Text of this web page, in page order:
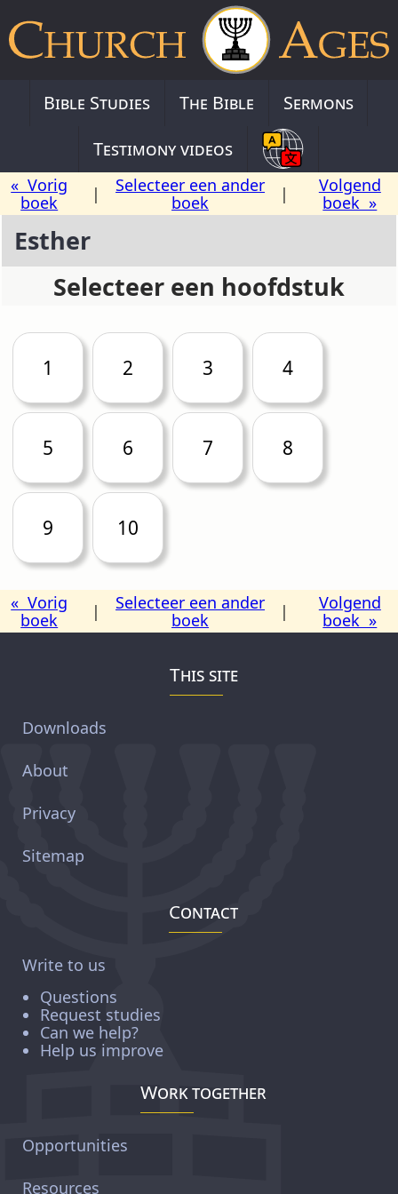
Bible Studies The Bible
Sermons
Testimony videos
« Vorig
boek
|
Selecteer een ander
boek
|
Volgend
boek »
Esther
Selecteer een hoofdstuk
1 2 3 4
5 6 7 8
9 10
« Vorig
boek
|
Selecteer een ander
boek
|
Volgend
boek »
This site
Downloads
About
Privacy
Sitemap
Contact
Write to us
Questions
Request studies
Can we help?
Help us improve
Work together
Opportunities
Resources